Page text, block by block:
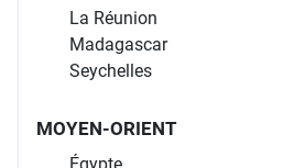
Sénégal
Îles de l’océan Indien
Île Maurice
Madagascar
Seychelles